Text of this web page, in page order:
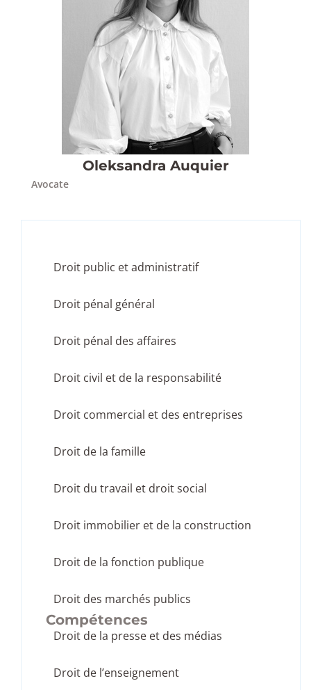
Oleksandra Auquier
Avocate
Compétences
Droit public et administratif
Droit pénal général
Droit pénal des affaires
Droit civil et de la responsabilité
Droit commercial et des entreprises
Droit de la famille
Droit du travail et droit social
Droit immobilier et de la construction
Droit de la fonction publique
Droit des marchés publics
Droit de la presse et des médias
Droit de l’enseignement